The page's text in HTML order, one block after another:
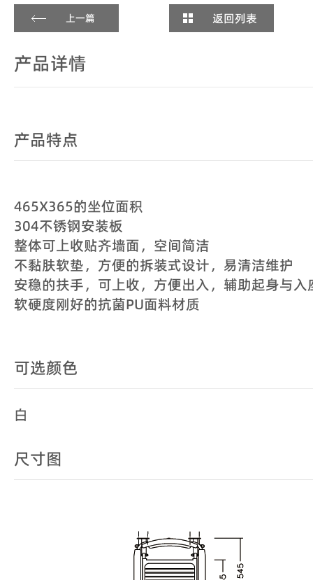
上一篇 返回列表
产品详情
产品特点
465X365的坐位面积
304不锈钢安装板
整体可上收贴齐墙面，空间简洁
不黏肤软垫，方便的拆装式设计，易清洁维护
安稳的扶手，可上收，方便出入，辅助起身与入
软硬度刚好的抗菌PU面料材质
可选颜色
白
尺寸图